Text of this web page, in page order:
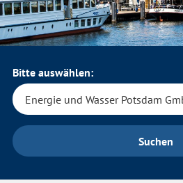
Bitte auswählen:
Suchen